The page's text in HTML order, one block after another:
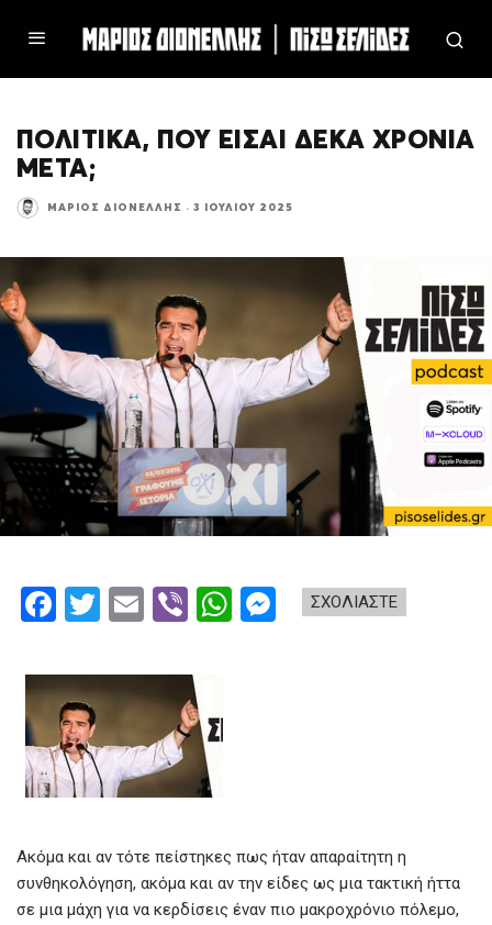
ΠΟΛΙΤΙΚΑ, ΠΟΥ ΕΙΣΑΙ ΔΕΚΑ ΧΡΟΝΙΑ
ΜΕΤΑ;
ΜΆΡΙΟΣ ΔΙΟΝΈΛΛΗΣ · 3 ΙΟΥΛΊΟΥ 2025
ΣΧΟΛΙΑΣΤΕ
F
ce
b
o
o
T
tt
er
E
ail
Vi
er
W
Ακόμα και αν τότε πείστηκες πως ήταν απαραίτητη η
συνθηκολόγηση, ακόμα και αν την είδες ως μια τακτική ήττα
σε μια μάχη για να κερδίσεις έναν πιο μακροχρόνιο πόλεμο,